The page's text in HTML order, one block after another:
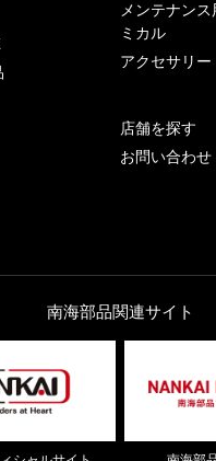
メンテナン
ミカル
アクセサリー
店舗を探す
お問い合わせ
南海部品関連サイト